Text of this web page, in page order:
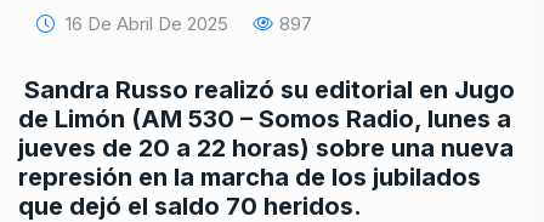
16 De Abril De 2025 897
Sandra Russo realizó su editorial en Jugo
de Limón (AM 530 – Somos Radio, lunes a
jueves de 20 a 22 horas) sobre una nueva
represión en la marcha de los jubilados
que dejó el saldo 70 heridos.